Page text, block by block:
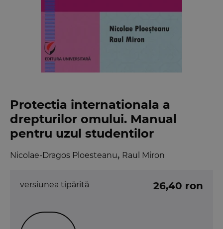
Protectia internationala a
drepturilor omului. Manual
pentru uzul studentilor
Nicolae-Dragos Ploesteanu, Raul Miron
versiunea tipărită 26,40 ron